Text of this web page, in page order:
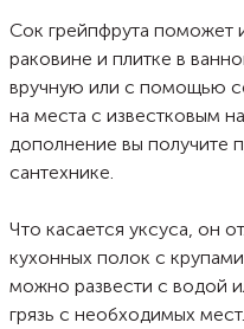
Сок грейпфрута поможет
раковине и плитке в
вручную или с помощью
на места с известковым
дополнение вы получите
сантехнике.
Что касается уксуса, он
кухонных полок с
можно развести с водой
грязь с необходимых мест.